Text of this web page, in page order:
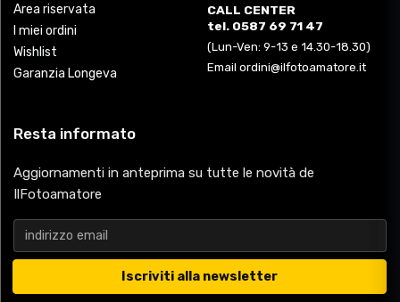
Area riservata
I miei ordini
Wishlist
Garanzia Longeva
CALL CENTER
tel. 0587 69 71 47
(Lun-Ven: 9-13 e 14.30-18.30)
Email ordini@ilfotoamatore.it
Resta informato
Aggiornamenti in anteprima su tutte le novità de
IlFotoamatore
Iscriviti alla newsletter